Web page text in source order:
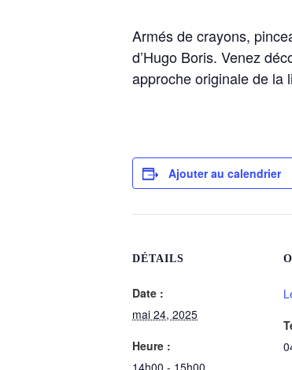
Armés de crayons,
d’Hugo Boris. Venez
approche originale de la
Ajouter au calendrier
DÉTAILS
Date :
mai 24, 2025
Heure :
14h00 - 15h00